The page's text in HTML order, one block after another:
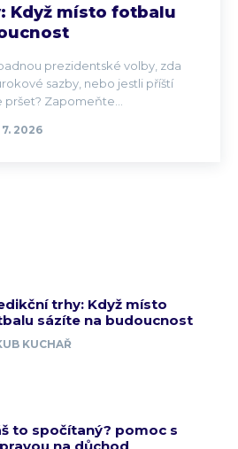
Když místo fotbalu
prezidentské volby, zda
sazby, nebo jestli příští
Zapomeňte...
7. 2026
trhy: Když místo
sázíte na budoucnost
KUCHAŘ
to spočítaný? pomoc s